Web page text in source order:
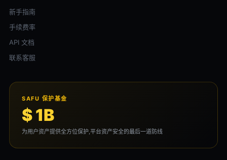
新手指南
手续费率
API 文档
联系客服
SAFU 保护基金
$ 1B
为用户资产提供全方位保护,平台资产安全的最后一道防线